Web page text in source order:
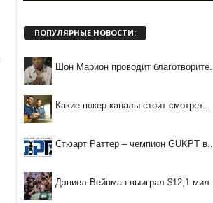
ПОПУЛЯРНЫЕ НОВОСТИ:
Шон Марион проводит благотворите...
Какие покер-каналы стоит смотрет...
Стюарт Раттер – чемпион GUKPT в...
Дэниел Вейнман выиграл $12,1 мил...